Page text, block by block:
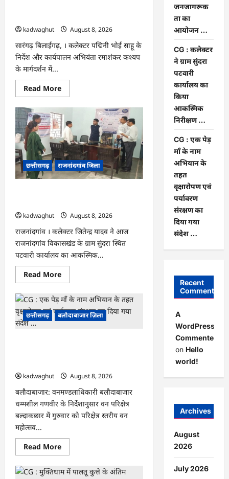
kadwaghut
August 8, 2026
सारंगढ़ बिलाईगढ़, । कलेक्टर पद्मिनी भोई साहू के
निर्देश और कार्यपालन अभियंता रमाशंकर कश्यप
के मार्गदर्शन में...
Read MoreRead
more
CG
:
भोथीडीह
में
हुआ
जल
अर्पण
व
जनजागरूकता
का
आयोजन
छत्तीसगढ़ राजनांदगांव जिला
kadwaghut
August 8, 2026
राजनांदगांव । कलेक्टर जितेन्द्र यादव ने आज
राजनांदगांव विकासखंड के ग्राम सुंदरा स्थित
पटवारी कार्यालय का आकस्मिक...
Read MoreRead
more
CG
:
कलेक्टर
ने
ग्राम
निरीक्षण
…
छत्तीसगढ़ बलौदाबाजार ज़िला
kadwaghut
August 8, 2026
बलौदाबाजार: वनमण्डलाधिकारी बलौदाबाजार
धम्मशील गणवीर के निर्देशानुसार वन परिक्षेत्र
बल्दाकछार में गुरुवार को परिक्षेत्र स्तरीय वन
महोत्सव...
Read MoreRead
more
CG
:
जनजागरूक
ता का
आयोजन …
CG : कलेक्टर
ने ग्राम सुंदरा
पटवारी
कार्यालय का
किया
आकस्मिक
निरीक्षण …
CG : एक पेड़
माँ के नाम
अभियान के
तहत
वृक्षारोपण एवं
पर्यावरण
संरक्षण का
दिया गया
संदेश …
Recent
Comments
A
WordPress
Commenter
on Hello
world!
Archives
August
2026
July 2026